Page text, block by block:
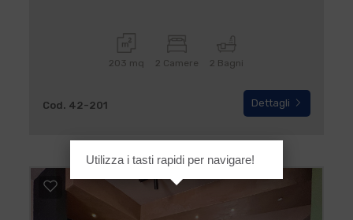
203 mq 2 Camere 2 Bagni
Cod. 42-201 Dettagli
Utilizza i tasti rapidi per navigare!